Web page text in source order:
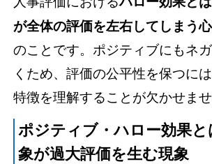
が全体の評価を左右してしまう
のことです。ポジティブにもネ
くため、評価の公平性を保つに
特徴を理解することが欠かせませ
ポジティブ・ハロー効果と
象が過大評価を生む現象